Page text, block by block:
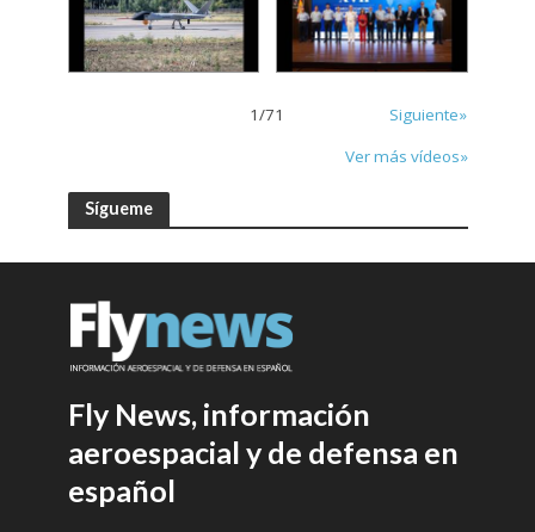
1/71
Siguiente»
Ver más vídeos»
Sígueme
Fly News, información
aeroespacial y de defensa en
español